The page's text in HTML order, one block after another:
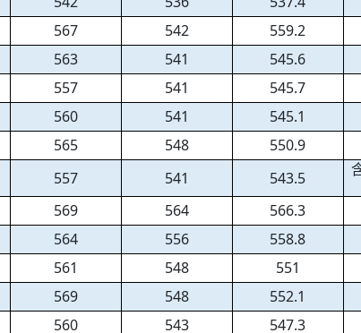
567 542
559.2
563 541
545.6
557 541
545.7
560 541 545.1
565 548
550.9
557 541 543.5
569 564
566.3
564 556
558.8
561 548
551
569 548
552.1
560 543
547.3